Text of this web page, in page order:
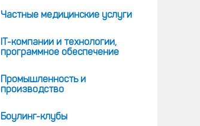
Частные медицинские услуги
IT-компании и технологии,
программное обеспечение
Промышленность и
производство
Боулинг-клубы